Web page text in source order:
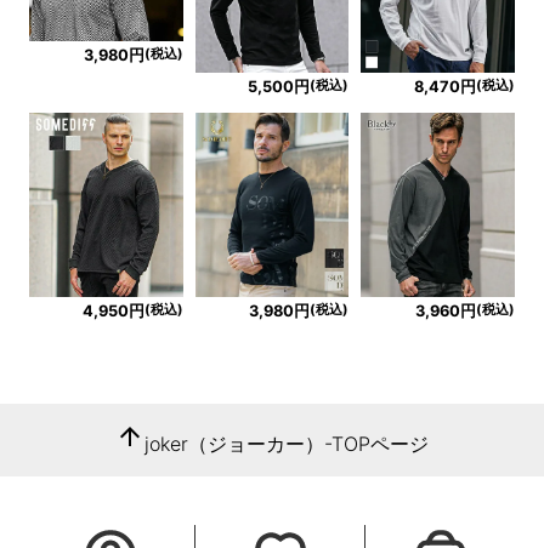
3,980円 (税込)
5,500円(税込) 8,470円(税込)
4,950円 (税込) 3,980円 (税込) 3,960円 (税込)
arrow_upward joker（ジョーカー）-TOPページ